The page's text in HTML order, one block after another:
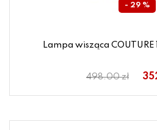
- 29 %
Lampa wisząca
498.00 zł